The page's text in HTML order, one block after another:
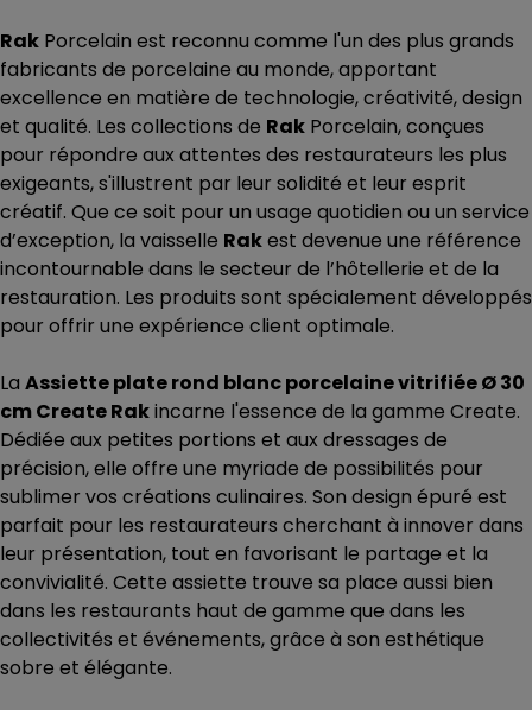
Rak Porcelain est reconnu comme l'un des plus grands
fabricants de porcelaine au monde, apportant
excellence en matière de technologie, créativité, design
et qualité. Les collections de Rak Porcelain, conçues
pour répondre aux attentes des restaurateurs les plus
exigeants, s'illustrent par leur solidité et leur esprit
créatif. Que ce soit pour un usage quotidien ou un service
d’exception, la vaisselle Rakest devenue une référence
incontournable dans le secteur de l’hôtellerie et de la
restauration. Les produits sont spécialement développés
pour offrir une expérience client optimale.
La Assiette plate rond blanc porcelaine vitrifiée Ø 30
cm Create Rakincarne l'essence de la gamme Create.
Dédiée aux petites portions et aux dressages de
précision, elle offre une myriade de possibilités pour
sublimer vos créations culinaires. Son design épuré est
parfait pour les restaurateurs cherchant à innover dans
leur présentation, tout en favorisant le partage et la
convivialité. Cette assiette trouve sa place aussi bien
dans les restaurants haut de gamme que dans les
collectivités et événements, grâce à son esthétique
sobre et élégante.